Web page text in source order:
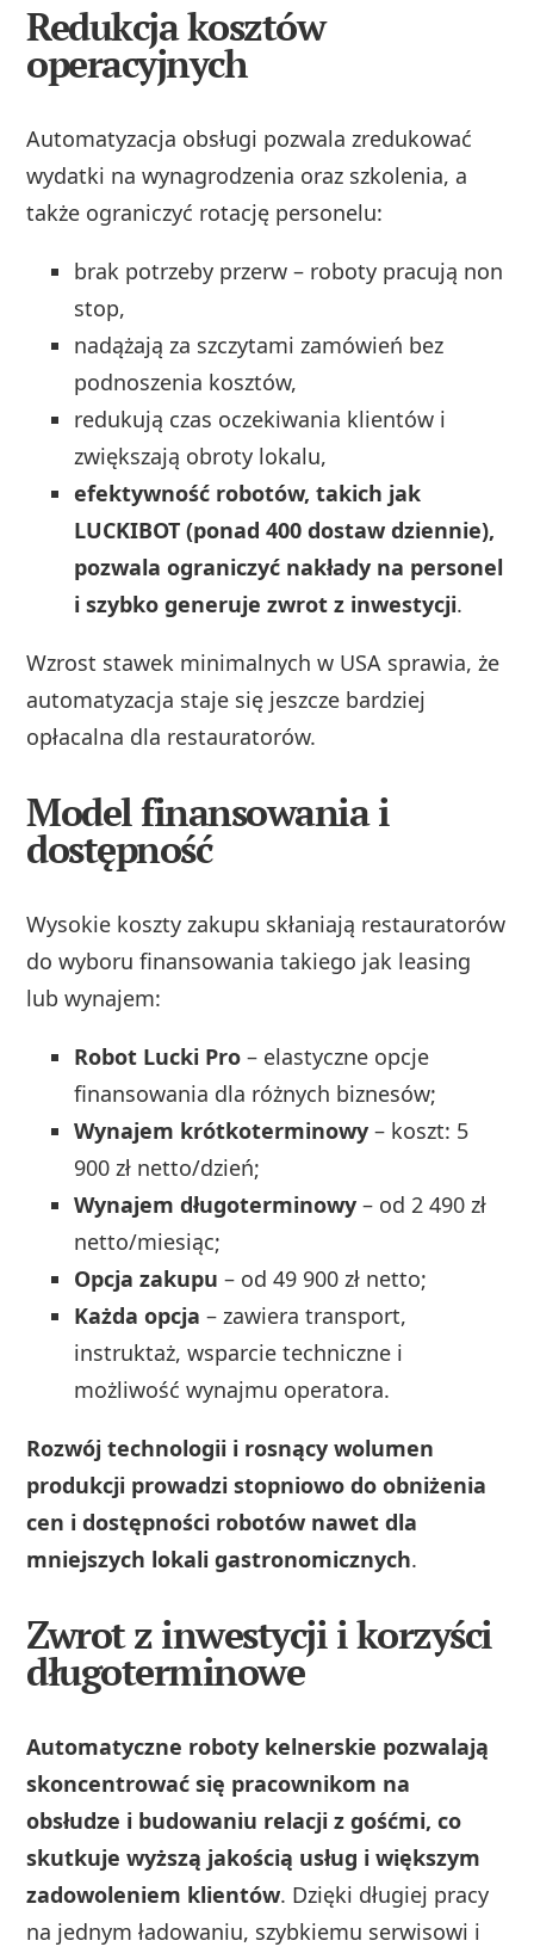
Redukcja kosztów
operacyjnych
Automatyzacja obsługi pozwala zredukować
wydatki na wynagrodzenia oraz szkolenia, a
także ograniczyć rotację personelu:
brak potrzeby przerw – roboty pracują non
stop,
nadążają za szczytami zamówień bez
podnoszenia kosztów,
redukują czas oczekiwania klientów i
zwiększają obroty lokalu,
efektywność robotów, takich jak
LUCKIBOT (ponad 400 dostaw dziennie),
pozwala ograniczyć nakłady na personel
i szybko generuje zwrot z inwestycji.
Wzrost stawek minimalnych w USA sprawia, że
automatyzacja staje się jeszcze bardziej
opłacalna dla restauratorów.
Model finansowania i
dostępność
Wysokie koszty zakupu skłaniają restauratorów
do wyboru finansowania takiego jak leasing
lub wynajem:
Robot Lucki Pro – elastyczne opcje
finansowania dla różnych biznesów;
Wynajem krótkoterminowy – koszt: 5
900 zł netto/dzień;
Wynajem długoterminowy – od 2 490 zł
netto/miesiąc;
Opcja zakupu – od 49 900 zł netto;
Każda opcja – zawiera transport,
instruktaż, wsparcie techniczne i
możliwość wynajmu operatora.
Rozwój technologii i rosnący wolumen
produkcji prowadzi stopniowo do obniżenia
cen i dostępności robotów nawet dla
mniejszych lokali gastronomicznych.
Zwrot z inwestycji i korzyści
długoterminowe
Automatyczne roboty kelnerskie pozwalają
skoncentrować się pracownikom na
obsłudze i budowaniu relacji z gośćmi, co
skutkuje wyższą jakością usług i większym
zadowoleniem klientów. Dzięki długiej pracy
na jednym ładowaniu, szybkiemu serwisowi i